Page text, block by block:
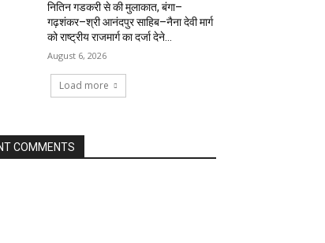
नितिन गडकरी से की मुलाकात, बंगा–
गढ़शंकर–श्री आनंदपुर साहिब–नैना देवी मार्ग
को राष्ट्रीय राजमार्ग का दर्जा देने...
August 6, 2026
Load more
COMMENTS